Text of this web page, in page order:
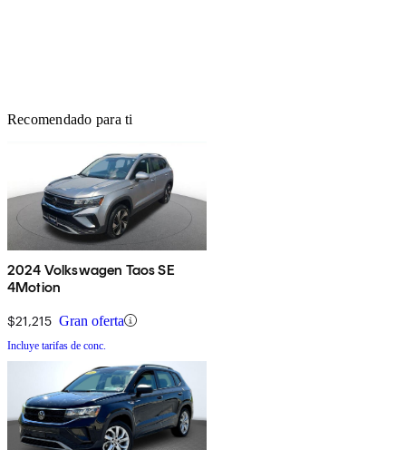
Recomendado para ti
2024 Volkswagen Taos SE
4Motion
$21,215 Gran oferta
Incluye tarifas de conc.